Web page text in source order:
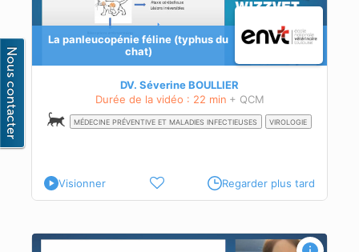
La panleucopénie féline (typhus du
chat)
DV. Séverine BOULLIER
Durée de la vidéo : 22 min + QCM
MÉDECINE PRÉVENTIVE ET MALADIES INFECTIEUSES VIROLOGIE
Visionner Regarder plus tard